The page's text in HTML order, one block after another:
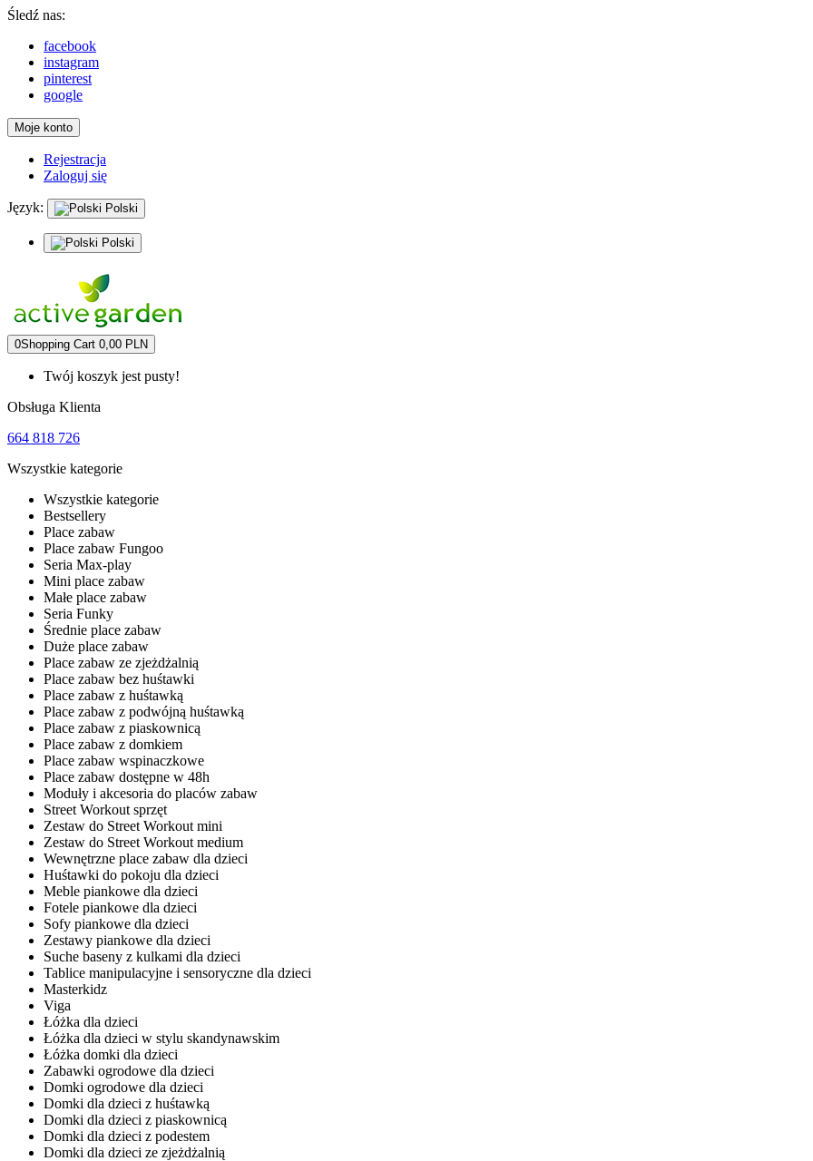
Śledź nas:
facebook
instagram
pinterest
google
Moje konto
Rejestracja
Zaloguj się
Język: Polski
Polski
0Shopping Cart 0,00 PLN
Twój koszyk jest pusty!
Obsługa Klienta
664 818 726
Wszystkie kategorie
Wszystkie kategorie
Bestsellery
Place zabaw
Place zabaw Fungoo
Seria Max-play
Mini place zabaw
Małe place zabaw
Seria Funky
Średnie place zabaw
Duże place zabaw
Place zabaw ze zjeżdżalnią
Place zabaw bez huśtawki
Place zabaw z huśtawką
Place zabaw z podwójną huśtawką
Place zabaw z piaskownicą
Place zabaw z domkiem
Place zabaw wspinaczkowe
Place zabaw dostępne w 48h
Moduły i akcesoria do placów zabaw
Street Workout sprzęt
Zestaw do Street Workout mini
Zestaw do Street Workout medium
Wewnętrzne place zabaw dla dzieci
Huśtawki do pokoju dla dzieci
Meble piankowe dla dzieci
Fotele piankowe dla dzieci
Sofy piankowe dla dzieci
Zestawy piankowe dla dzieci
Suche baseny z kulkami dla dzieci
Tablice manipulacyjne i sensoryczne dla dzieci
Masterkidz
Viga
Łóżka dla dzieci
Łóżka dla dzieci w stylu skandynawskim
Łóżka domki dla dzieci
Zabawki ogrodowe dla dzieci
Domki ogrodowe dla dzieci
Domki dla dzieci z huśtawką
Domki dla dzieci z piaskownicą
Domki dla dzieci z podestem
Domki dla dzieci ze zjeżdżalnią